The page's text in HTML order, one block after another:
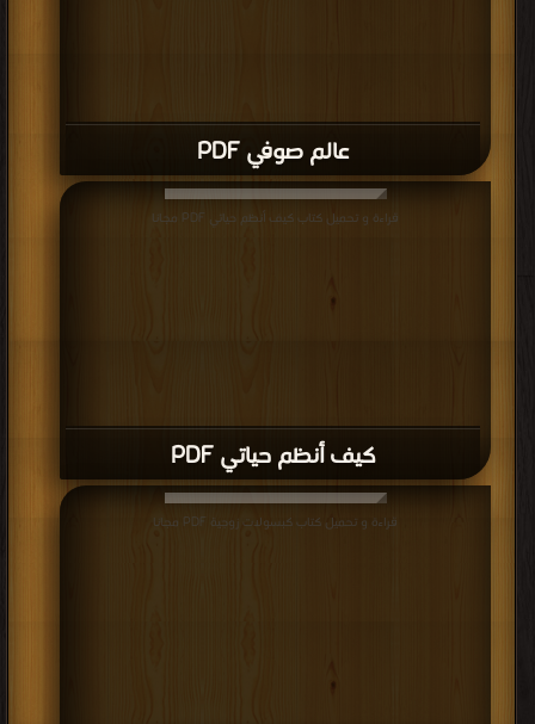
عالم صوفي PDF
كيف أنظم حياتي PDF
قراءة و تحميل كتاب كيف أنظم حياتي PDF مجانا
قراءة و تحميل كتاب كبسولات زوجية PDF مجانا